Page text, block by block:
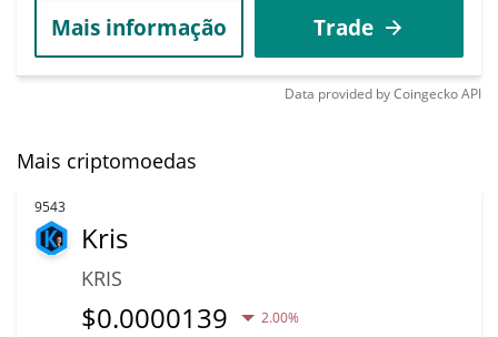
Mais informação Trade
Data provided byCoingeckoAPI
Mais criptomoedas
9543
Kris
KRIS
$0.0000139 2.00%